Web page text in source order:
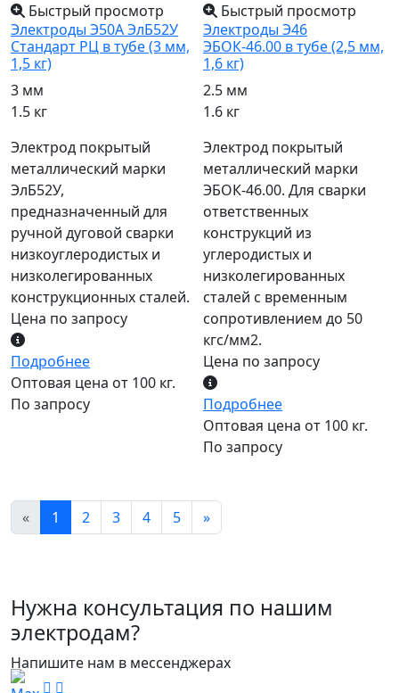
Быстрый просмотр
Электроды Э50А ЭлБ52У
Стандарт РЦ в тубе (3 мм,
1,5 кг)
3 мм
1.5 кг
Электрод покрытый
металлический марки
ЭлБ52У,
предназначенный для
ручной дуговой сварки
низкоуглеродистых и
низколегированных
конструкционных сталей.
Цена по запросу
Подробнее
Оптовая цена от 100 кг.
По запросу
Быстрый просмотр
Электроды Э46
ЭБОК-46.00 в тубе (2,5 мм,
1,6 кг)
2.5 мм
1.6 кг
Электрод покрытый
металлический марки
ЭБОК-46.00. Для сварки
ответственных
конструкций из
углеродистых и
низколегированных
сталей с временным
сопротивлением до 50
кгс/мм2.
Цена по запросу
Подробнее
Оптовая цена от 100 кг.
По запросу
« 1 2 3 4 5 »
Нужна консультация по нашим
электродам?
Напишите нам в мессенджерах